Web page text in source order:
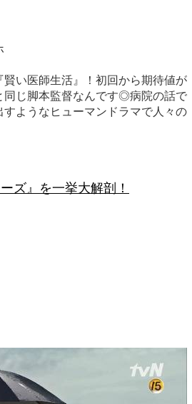
い医師生活』！初回から期待値が
同じ脚本監督なんです◎病院の話で
ようなヒューマンドラマで人々の
ズ』を一挙大解剖！